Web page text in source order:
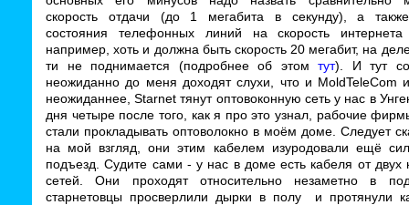
скорость отдачи (до 1 мегабита в секунду), а
состояния телефонных линий на скорость
например, хоть и должна быть скорость 20 мегабит, на
ти не поднимается (подробнее об этомтут). И тут
неожиданно до меня доходят слухи, что и MoldTeleCom
неожиданнее, Starnet тянут оптовоконную сеть у нас в
дня четыре после того, как я про это узнал, рабочие
стали прокладывать оптоволокно в моём доме. Следует
на мой взгляд, они этим кабелем изуродовали ещё
подъезд. Судите сами - у нас в доме есть кабеля от двух
сетей. Они проходят относительно незаметно в
старнетовцы просверлили дырки в полу и протянули